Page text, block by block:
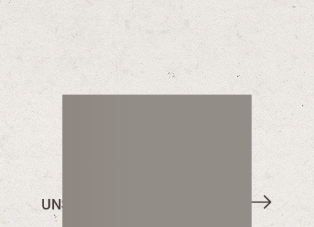
UNSERE WERTE SEIT TAG EINS